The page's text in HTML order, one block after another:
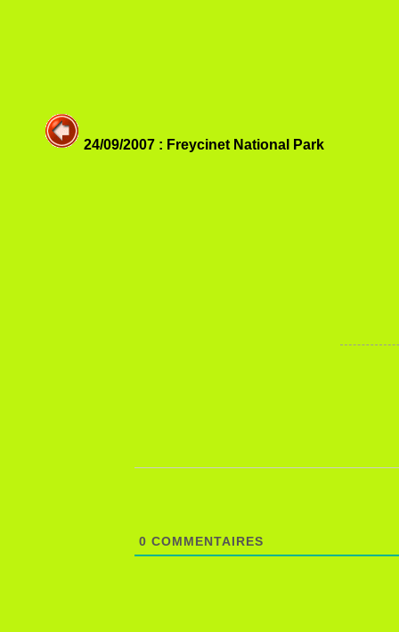
24/09/2007 : Freycinet National Park
0 COMMENTAIRES